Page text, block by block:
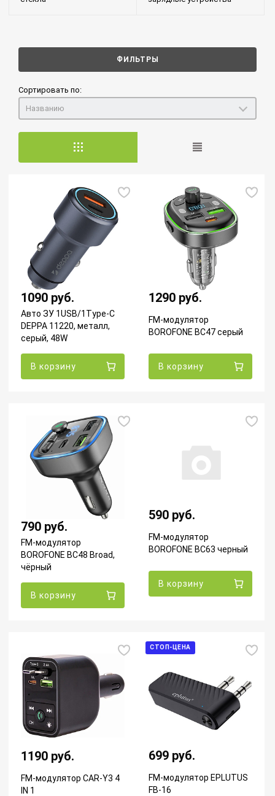
ФИЛЬТРЫ
Сортировать по:
Названию
1090 руб.
Авто ЗУ 1USB/1Type-C
DEPPA 11220, металл,
серый, 48W
В корзину
1290 руб.
FM-модулятор
BOROFONE BC47 серый
В корзину
790 руб.
FM-модулятор
BOROFONE BC48 Broad,
чёрный
В корзину
590 руб.
FM-модулятор
BOROFONE BC63 черный
В корзину
1190 руб.
FM-модулятор CAR-Y3 4
IN 1
СТОП-ЦЕНА
699 руб.
FM-модулятор EPLUTUS
FB-16